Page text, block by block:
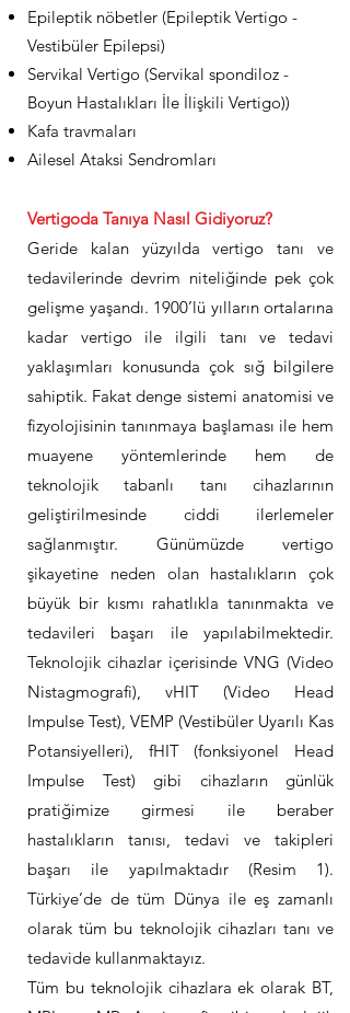
Epileptik nöbetler (Epileptik Vertigo -
Vestibüler Epilepsi)
Servikal Vertigo (Servikal spondiloz -
Boyun Hastalıkları İle İlişkili Vertigo))
Kafa travmaları
Ailesel Ataksi Sendromları
Vertigoda Tanıya Nasıl Gidiyoruz?
Geride kalan yüzyılda vertigo tanı ve
tedavilerinde devrim niteliğinde pek çok
gelişme yaşandı. 1900’lü yılların ortalarına
kadar vertigo ile ilgili tanı ve tedavi
yaklaşımları konusunda çok sığ bilgilere
sahiptik. Fakat denge sistemi anatomisi ve
fizyolojisinin tanınmaya başlaması ile hem
muayene yöntemlerinde hem de
teknolojik tabanlı tanı cihazlarının
geliştirilmesinde ciddi ilerlemeler
sağlanmıştır. Günümüzde vertigo
şikayetine neden olan hastalıkların çok
büyük bir kısmı rahatlıkla tanınmakta ve
tedavileri başarı ile yapılabilmektedir.
Teknolojik cihazlar içerisinde VNG (Video
Nistagmografi), vHIT (Video Head
Impulse Test), VEMP (Vestibüler Uyarılı Kas
Potansiyelleri), fHIT (fonksiyonel Head
Impulse Test) gibi cihazların günlük
pratiğimize girmesi ile beraber
hastalıkların tanısı, tedavi ve takipleri
başarı ile yapılmaktadır (Resim 1).
Türkiye’de de tüm Dünya ile eş zamanlı
olarak tüm bu teknolojik cihazları tanı ve
tedavide kullanmaktayız.
Tüm bu teknolojik cihazlara ek olarak BT,